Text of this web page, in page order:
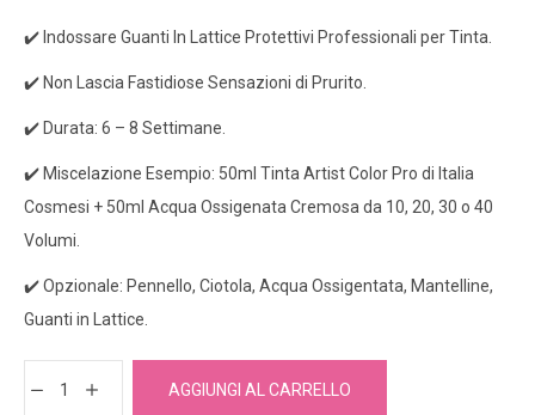
✔️ Indossare Guanti In Lattice Protettivi Professionali per Tinta.
✔️ Non Lascia Fastidiose Sensazioni di Prurito.
✔️ Durata: 6 – 8 Settimane.
✔️ Miscelazione Esempio: 50ml Tinta Artist Color Pro di Italia
Cosmesi + 50ml Acqua Ossigenata Cremosa da 10, 20, 30 o 40
Volumi.
✔️ Opzionale: Pennello, Ciotola, Acqua Ossigentata, Mantelline,
Guanti in Lattice.
AGGIUNGI AL CARRELLO